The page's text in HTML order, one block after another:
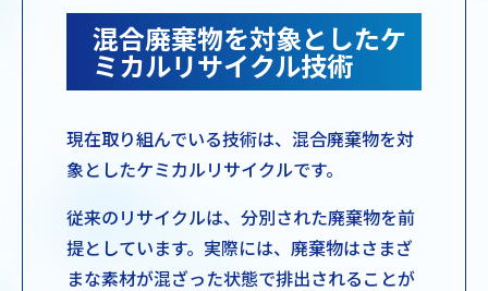
混合廃棄物を対象としたケ
ミカルリサイクル技術
現在取り組んでいる技術は、混合廃棄物を対
象としたケミカルリサイクルです。
従来のリサイクルは、分別された廃棄物を前
提としています。実際には、廃棄物はさまざ
まな素材が混ざった状態で排出されることが